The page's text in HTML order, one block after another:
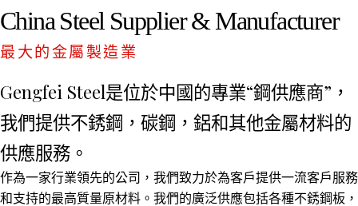
China Steel Supplier & Manufacturer
最大的金屬製造業
Gengfei Steel是位於中國的專業“鋼供應商”，
我們提供不銹鋼，碳鋼，鋁和其他金屬材料的
供應服務。
作為一家行業領先的公司，我們致力於為客戶提供一流客戶服務
和支持的最高質量原材料。我們的廣泛供應包括各種不銹鋼板，